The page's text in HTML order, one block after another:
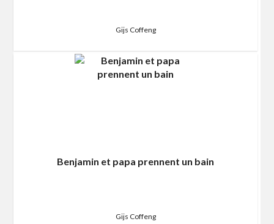
Gijs Coffeng
Benjamin et papa prennent un bain
Gijs Coffeng